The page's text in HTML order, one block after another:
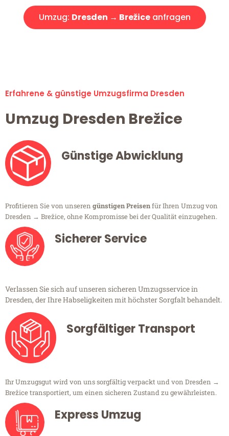
Umzug: Dresden → Brežiceanfragen
Erfahrene & günstige Umzugsfirma Dresden
Umzug Dresden Brežice
Günstige Abwicklung
Profitieren Sie von unseren günstigen Preisenfür Ihren Umzug von
Dresden → Brežice, ohne Kompromisse bei der Qualität einzugehen.
Sicherer Service
Verlassen Sie sich auf unseren sicheren Umzugsservice in
Dresden, der Ihre Habseligkeiten mit höchster Sorgfalt behandelt.
Sorgfältiger Transport
Ihr Umzugsgut wird von uns sorgfältig verpackt und von Dresden →
Brežice transportiert, um einen sicheren Zustand zu gewährleisten.
Express Umzug